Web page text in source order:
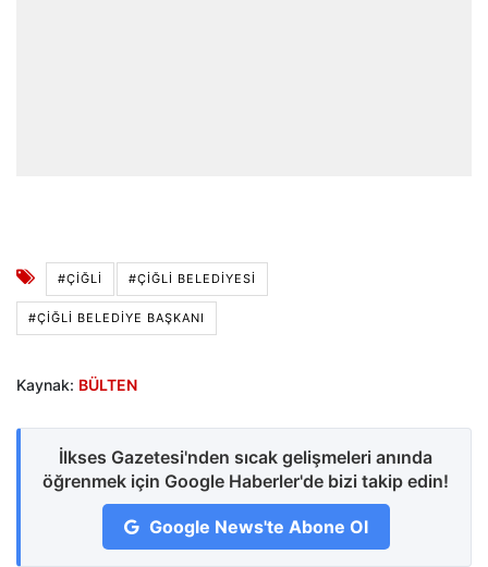
#ÇIĞLI #ÇIĞLI BELEDIYESI
#ÇIĞLI BELEDIYE BAŞKANI
Kaynak: BÜLTEN
İlkses Gazetesi'nden sıcak gelişmeleri anında
öğrenmek için Google Haberler'de bizi takip edin!
Google News'te Abone Ol